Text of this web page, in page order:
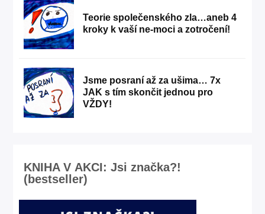
Teorie společenského zla…aneb 4
kroky k vaší ne-moci a zotročení!
Jsme posraní až za ušima… 7x
JAK s tím skončit jednou pro
VŽDY!
KNIHA V AKCI: Jsi značka?!
(bestseller)